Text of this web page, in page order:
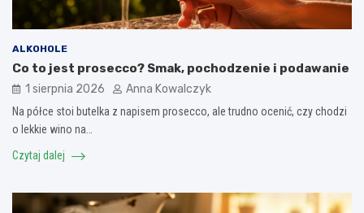
ALKOHOLE
Co to jest prosecco? Smak, pochodzenie i podawanie
1 sierpnia 2026 Anna Kowalczyk
Na półce stoi butelka z napisem prosecco, ale trudno ocenić, czy chodzi
o lekkie wino na…
Czytaj dalej